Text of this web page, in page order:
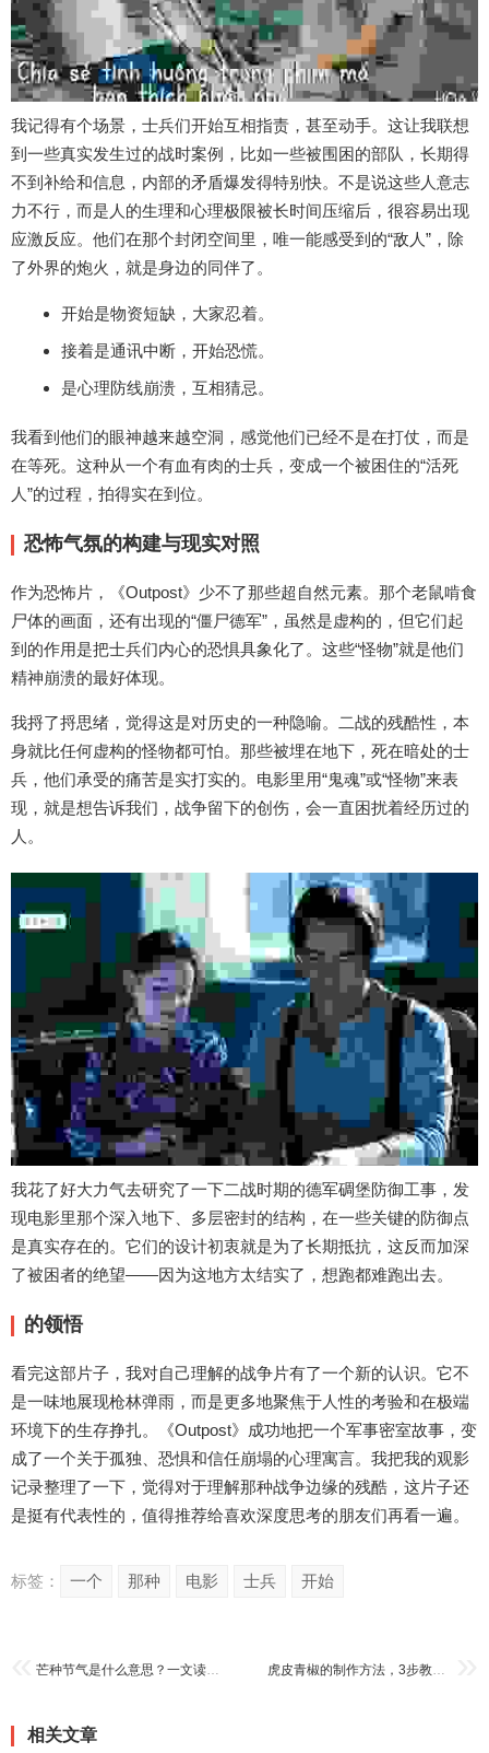
我记得有个场景，士兵们开始互相指责，甚至动手。这让我联想
到一些真实发生过的战时案例，比如一些被围困的部队，长期得
不到补给和信息，内部的矛盾爆发得特别快。不是说这些人意志
力不行，而是人的生理和心理极限被长时间压缩后，很容易出现
应激反应。他们在那个封闭空间里，唯一能感受到的“敌人”，除
了外界的炮火，就是身边的同伴了。
开始是物资短缺，大家忍着。
接着是通讯中断，开始恐慌。
是心理防线崩溃，互相猜忌。
我看到他们的眼神越来越空洞，感觉他们已经不是在打仗，而是
在等死。这种从一个有血有肉的士兵，变成一个被困住的“活死
人”的过程，拍得实在到位。
恐怖气氛的构建与现实对照
作为恐怖片，《Outpost》少不了那些超自然元素。那个老鼠啃食
尸体的画面，还有出现的“僵尸德军”，虽然是虚构的，但它们起
到的作用是把士兵们内心的恐惧具象化了。这些“怪物”就是他们
精神崩溃的最好体现。
我捋了捋思绪，觉得这是对历史的一种隐喻。二战的残酷性，本
身就比任何虚构的怪物都可怕。那些被埋在地下，死在暗处的士
兵，他们承受的痛苦是实打实的。电影里用“鬼魂”或“怪物”来表
现，就是想告诉我们，战争留下的创伤，会一直困扰着经历过的
人。
我花了好大力气去研究了一下二战时期的德军碉堡防御工事，发
现电影里那个深入地下、多层密封的结构，在一些关键的防御点
是真实存在的。它们的设计初衷就是为了长期抵抗，这反而加深
了被困者的绝望——因为这地方太结实了，想跑都难跑出去。
的领悟
看完这部片子，我对自己理解的战争片有了一个新的认识。它不
是一味地展现枪林弹雨，而是更多地聚焦于人性的考验和在极端
环境下的生存挣扎。《Outpost》成功地把一个军事密室故事，变
成了一个关于孤独、恐惧和信任崩塌的心理寓言。我把我的观影
记录整理了一下，觉得对于理解那种战争边缘的残酷，这片子还
是挺有代表性的，值得推荐给喜欢深度思考的朋友们再看一遍。
标签： 一个 那种 电影 士兵 开始
芒种节气是什么意思？一文读懂二十四节气的重要节点 虎皮青椒的制作方法，3步教你做出餐厅级美味！
相关文章